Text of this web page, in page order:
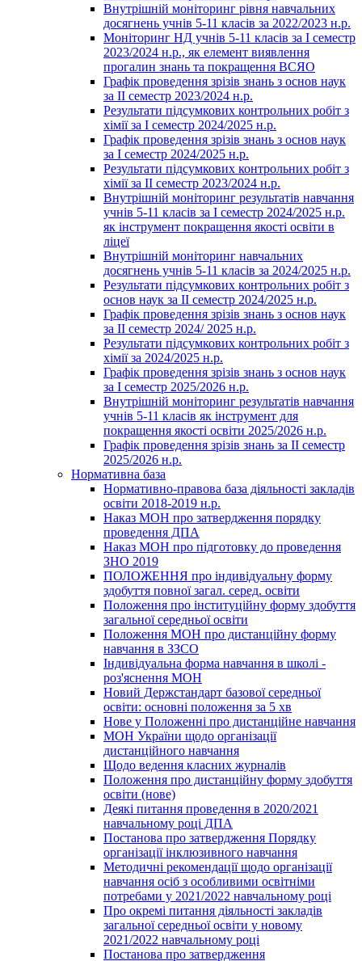
Внутрішній моніторинг рівня навчальних
досягнень учнів 5-11 класів за 2022/2023 н.р.
Моніторинг НД учнів 5-11 класів за І семестр
2023/2024 н.р., як елемент виявлення
прогалин знань та покращення ВСЯО
Графік проведення зрізів знань з основ наук
за ІІ семестр 2023/2024 н.р.
Результати підсумкових контрольних робіт з
хімії за І семестр 2024/2025 н.р.
Графік проведення зрізів знань з основ наук
за І семестр 2024/2025 н.р.
Результати підсумкових контрольних робіт з
хімії за ІІ семестр 2023/2024 н.р.
Внутрішній моніторинг результатів навчання
учнів 5-11 класів за І семестр 2024/2025 н.р.
як інструмент покращення якості освіти в
ліцеї
Внутрішній моніторинг навчальних
досягнень учнів 5-11 класів за 2024/2025 н.р.
Результати підсумкових контрольних робіт з
основ наук за ІІ семестр 2024/2025 н.р.
Графік проведення зрізів знань з основ наук
за ІІ семестр 2024/ 2025 н.р.
Результати підсумкових контрольних робіт з
хімії за 2024/2025 н.р.
Графік проведення зрізів знань з основ наук
за І семестр 2025/2026 н.р.
Внутрішній моніторинг результатів навчання
учнів 5-11 класів як інструмент для
покращення якості освіти 2025/2026 н.р.
Графік проведення зрізів знань за ІІ семестр
2025/2026 н.р.
Нормативна база
Нормативно-правова база діяльності закладів
освіти 2018-2019 н.р.
Наказ МОН про затвердження порядку
проведення ДПА
Наказ МОН про підготовку до проведення
ЗНО 2019
ПОЛОЖЕННЯ про індивідуальну форму
здобуття повної загал. серед. освіти
Положення про інституційну форму здобуття
загальної середньої освіти
Положення МОН про дистанційну форму
навчання в ЗЗСО
Індивідуальна форма навчання в школі -
роз'яснення МОН
Новий Держстандарт базової середньої
освіти: основні положення за 5 хв
Нове у Положенні про дистанційне навчання
МОН України щодо організації
дистанційного навчання
Щодо ведення класних журналів
Положення про дистанційну форму здобуття
освіти (нове)
Деякі питання проведення в 2020/2021
навчальному році ДПА
Постанова про затвердження Порядку
організації інклюзивного навчання
Методичні рекомендації щодо організації
навчання осіб з особливими освітніми
потребами у 2021/2022 навчальному році
Про окремі питання діяльності закладів
загальної середньої освіти у новому
2021/2022 навчальному році
Постанова про затвердження